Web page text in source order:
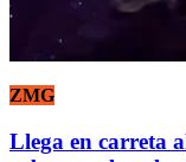
ZMG
Llega en carreta